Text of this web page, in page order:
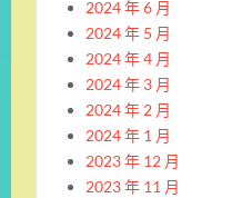
2024 年 6 月
2024 年 5 月
2024 年 4 月
2024 年 3 月
2024 年 2 月
2024 年 1 月
2023 年 12 月
2023 年 11 月